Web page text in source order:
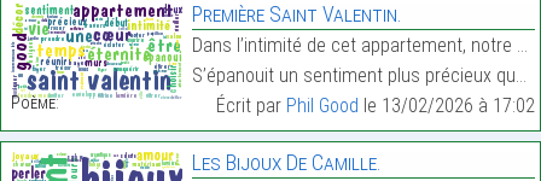
Poème:
Première Saint Valentin.
Dans l’intimité de cet appartement, notre premier
S’épanouit un sentiment plus précieux que l’or.…
Écrit par Phil Good le 13/02/2026 à 17:02
Les Bijoux De Camille.